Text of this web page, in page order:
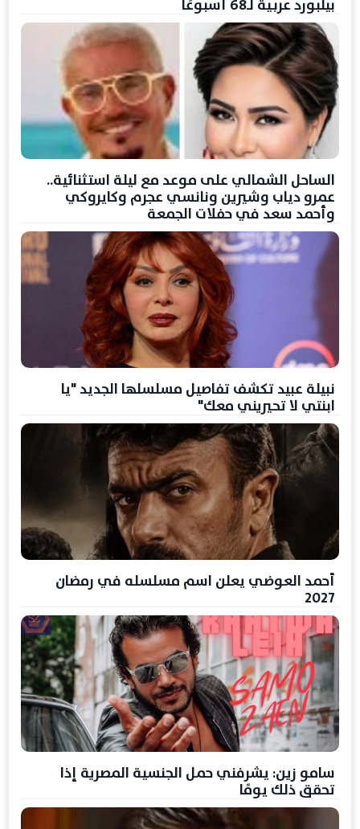
بيلبورد عربية لـ68 أسبوعًا
الساحل الشمالي على موعد مع ليلة استثنائية..
عمرو دياب وشيرين ونانسي عجرم وكايروكي
وأحمد سعد في حفلات الجمعة
نبيلة عبيد تكشف تفاصيل مسلسلها الجديد "يا
ابنتي لا تحيريني معك"
أحمد العوضي يعلن اسم مسلسله في رمضان
2027
سامو زين: يشرفني حمل الجنسية المصرية إذا
تحقق ذلك يومًا